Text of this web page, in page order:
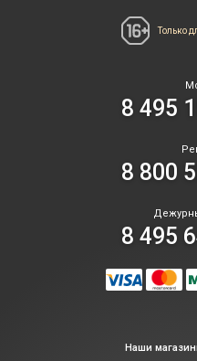
Только
8 495
8 800
8 495
Наши